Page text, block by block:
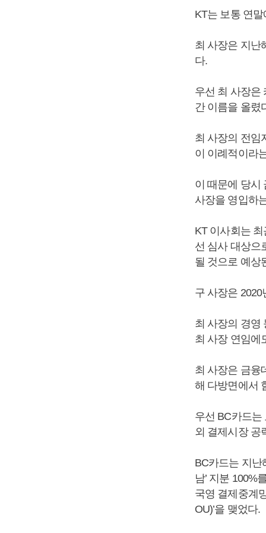
KT는 보통 연
최 사장은 지난
다.
우선 최 사장은
간 이름을 올렸
최 사장의 전임
이 이례적이라
이 때문에 당시
사장을 영입하
KT 이사회는
선 심사 대상으
될 것으로 예상
구 사장은
최 사장의 경영
최 사장 연임에
최 사장은 금융
해 다방면에서
우선 BC카드는
외 결제시장 공
BC카드는 지난
남’ 지분 100%
국영 결제중계
OU)’을 맺었다.